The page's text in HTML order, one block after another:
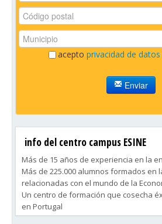
acepto privacidad de datos
Enviar
info del centro campus ESINE
Más de 15 años de experiencia en la
Más de 225.000 alumnos formados en
relacionadas con el mundo de la
Un centro de formación que cosecha
en Portugal
Nuestros Cursos se adaptan a las